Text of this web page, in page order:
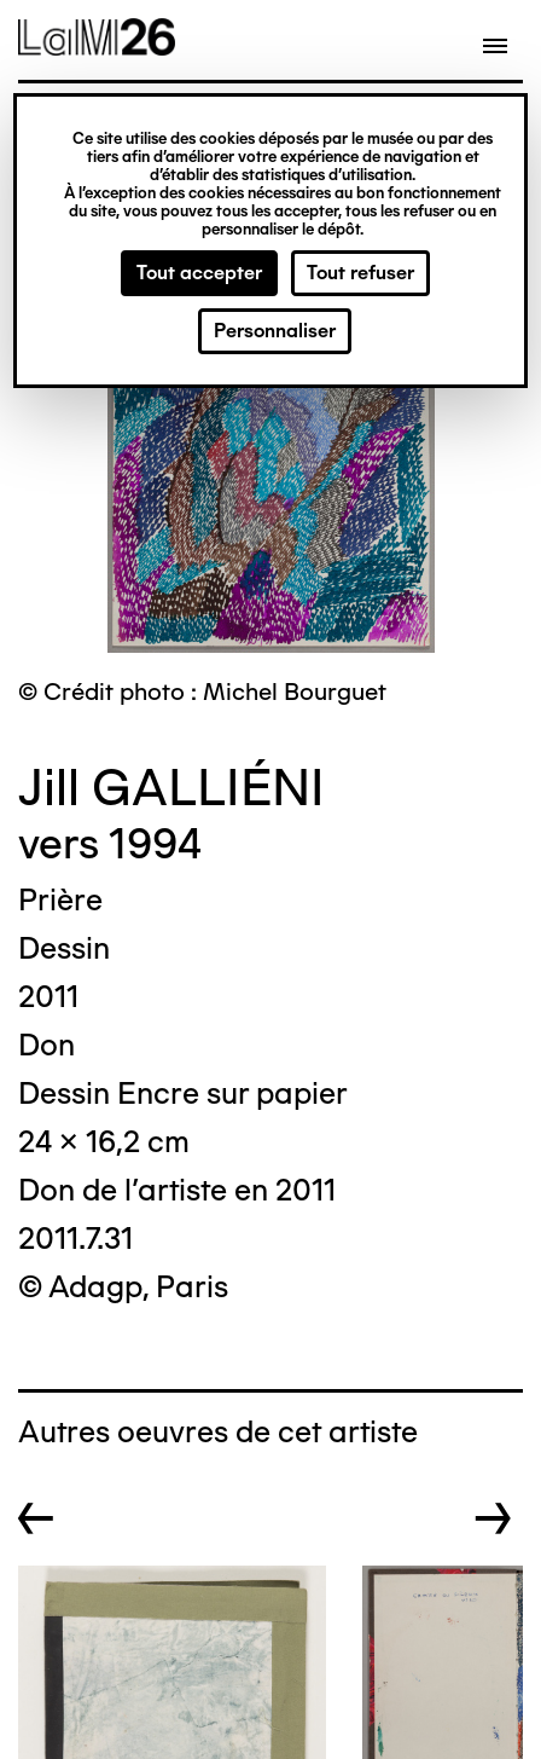
Gestion des cookies
Ce site utilise des cookies déposés par le musée ou par des
tiers afin d’améliorer votre expérience de navigation et
d’établir des statistiques d’utilisation.
À l’exception des cookies nécessaires au bon fonctionnement
du site, vous pouvez tous les accepter, tous les refuser ou en
personnaliser le dépôt.
Tout accepter Tout refuser
Personnaliser
contenu
© Crédit photo : Michel Bourguet
Jill GALLIÉNI
vers 1994
Prière
Dessin
2011
Don
Dessin Encre sur papier
24 x 16,2 cm
Don de l'artiste en 2011
2011.7.31
© Adagp, Paris
Autres oeuvres de cet artiste
← →